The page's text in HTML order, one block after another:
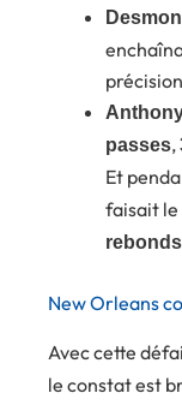
passes,
Et
faisait le
rebonds
New Orleans
Avec cette
le constat est